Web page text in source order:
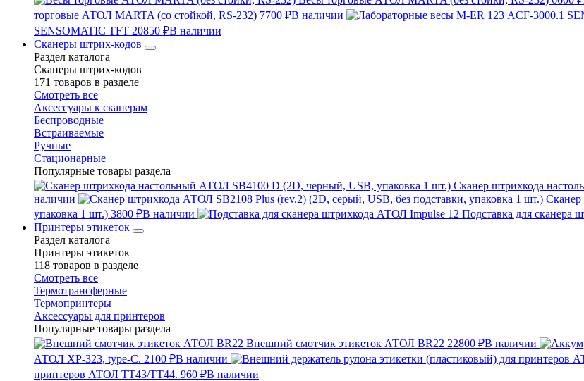
торговые АТОЛ MARTA (со стойкой, RS-232) 7700 ₽В наличии
SENSOMATIC TFT 20850 ₽В наличии
Сканеры штрих-кодов
Раздел каталога
Сканеры штрих-кодов
171 товаров в разделе
Смотреть все
Аксессуары к сканерам
Беспроводные
Встраиваемые
Ручные
Стационарные
Популярные товары раздела
Сканер штрихкода
наличии
Сканер
упаковка 1 шт.) 3800 ₽В наличии Подставка для сканера
Принтеры этикеток
Раздел каталога
Принтеры этикеток
118 товаров в разделе
Смотреть все
Термотрансферные
Термопринтеры
Аксессуары для принтеров
Популярные товары раздела
Внешний смотчик этикеток АТОЛ BR22 22800 ₽В наличии
АТОЛ XP-323, type-C. 2100 ₽В наличии
принтеров АТОЛ TT43/TT44. 960 ₽В наличии